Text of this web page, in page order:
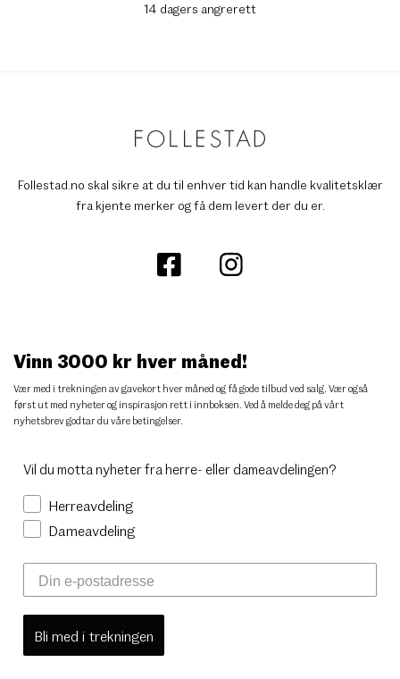
14 dagers angrerett
Follestad.no skal sikre at du til enhver tid kan handle kvalitetsklær
fra kjente merker og få dem levert der du er.
Vinn 3000 kr hver måned!
Vær med i trekningen av gavekort hver måned og få gode tilbud ved salg. Vær også
først ut med nyheter og inspirasjon rett i innboksen. Ved å melde deg på vårt
nyhetsbrev godtar du våre betingelser.
Vil du motta nyheter fra herre- eller dameavdelingen?
Herreavdeling
Dameavdeling
Bli med i trekningen